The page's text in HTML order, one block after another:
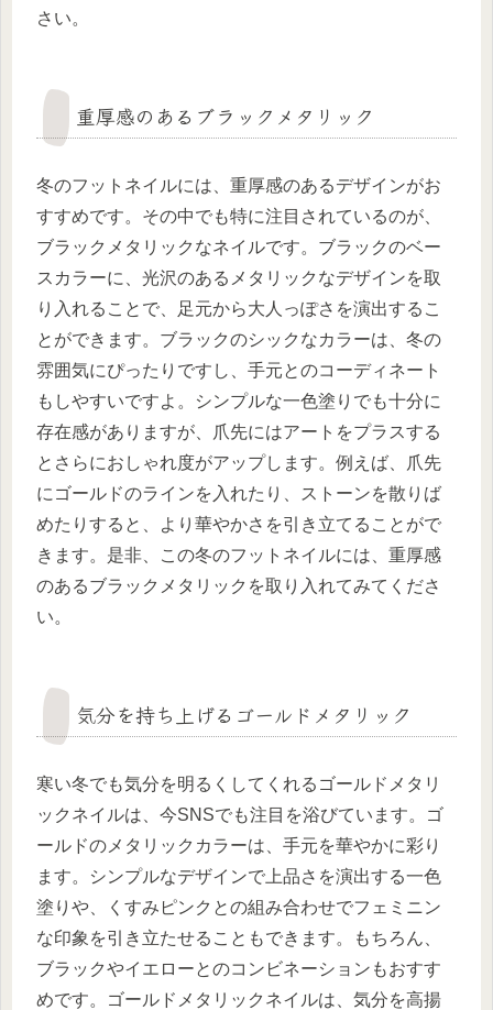
さい。
重厚感のあるブラックメタリック
冬のフットネイルには、重厚感のあるデザインがお
すすめです。その中でも特に注目されているのが、
ブラックメタリックなネイルです。ブラックのベー
スカラーに、光沢のあるメタリックなデザインを取
り入れることで、足元から大人っぽさを演出するこ
とができます。ブラックのシックなカラーは、冬の
雰囲気にぴったりですし、手元とのコーディネート
もしやすいですよ。シンプルな一色塗りでも十分に
存在感がありますが、爪先にはアートをプラスする
とさらにおしゃれ度がアップします。例えば、爪先
にゴールドのラインを入れたり、ストーンを散りば
めたりすると、より華やかさを引き立てることがで
きます。是非、この冬のフットネイルには、重厚感
のあるブラックメタリックを取り入れてみてくださ
い。
気分を持ち上げるゴールドメタリック
寒い冬でも気分を明るくしてくれるゴールドメタリ
ックネイルは、今SNSでも注目を浴びています。ゴ
ールドのメタリックカラーは、手元を華やかに彩り
ます。シンプルなデザインで上品さを演出する一色
塗りや、くすみピンクとの組み合わせでフェミニン
な印象を引き立たせることもできます。もちろん、
ブラックやイエローとのコンビネーションもおすす
めです。ゴールドメタリックネイルは、気分を高揚